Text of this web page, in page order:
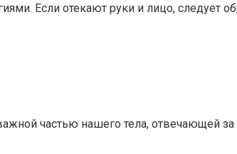
Если отекают руки и лицо, следует
частью нашего тела, отвечающей